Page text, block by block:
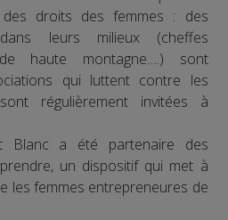
des droits des femmes : des
leurs milieux (cheffes
haute montagne….) sont
qui luttent contre les
régulièrement invitées à
Blanc a été partenaire des
un dispositif qui met à
les femmes entrepreneures de